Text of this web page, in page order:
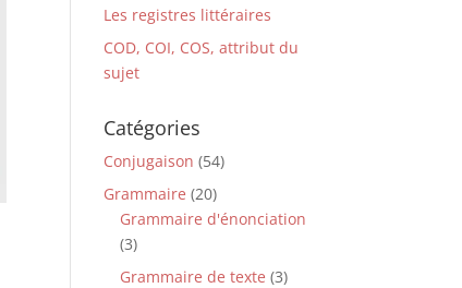
Les registres littéraires
COD, COI, COS, attribut du
sujet
Catégories
Conjugaison (54)
Grammaire (20)
Grammaire d'énonciation
(3)
Grammaire de texte (3)